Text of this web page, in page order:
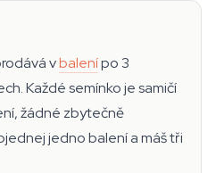
vbalenípo 3
Každé semínko je samičí
žádné zbytečně
jedno balení a máš tři